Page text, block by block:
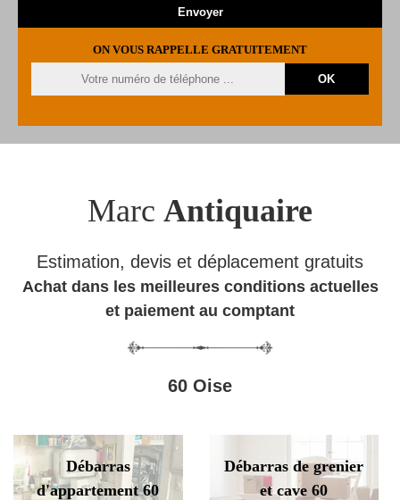
ON VOUS RAPPELLE GRATUITEMENT
Marc Antiquaire
Estimation, devis et déplacement gratuits
Achat dans les meilleures conditions actuelles
et paiement au comptant
60 Oise
Débarras
d'appartement 60
Débarras de grenier
et cave 60